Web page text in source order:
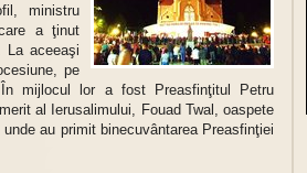
ministru
a ţinut
La aceeaşi
pe
mijlocul lor a fost Preasfinţitul Petru
al Ierusalimului, Fouad Twal, oaspete
au primit binecuvântarea Preasfinţiei